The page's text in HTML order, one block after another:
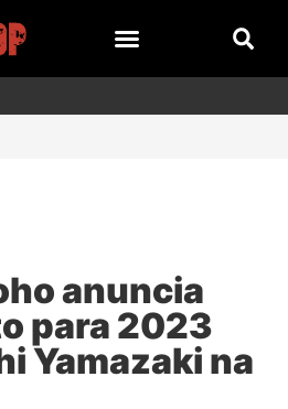
anuncia
para 2023
Yamazaki na